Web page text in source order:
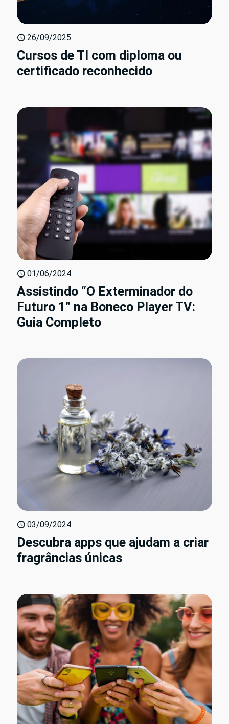
26/09/2025
Cursos de TI com diploma ou
certificado reconhecido
01/06/2024
Assistindo “O Exterminador do
Futuro 1” na Boneco Player TV:
Guia Completo
03/09/2024
Descubra apps que ajudam a criar
fragrâncias únicas